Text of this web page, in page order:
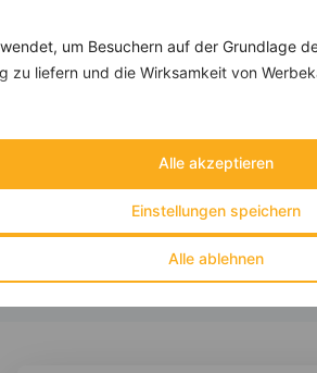
um Besuchern auf der Grundlage
zu liefern und die Wirksamkeit von
Alle ablehnen
Einstellungen speichern
Alle akzeptieren
‹
Eiweiß:11 g
Kohlehydrate:58 g